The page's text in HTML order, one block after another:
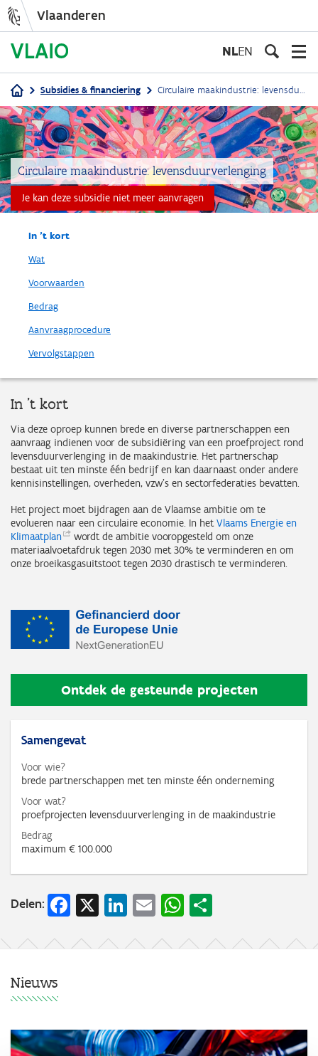
gaan
Vlaanderen
NLEN
Kruimelpad
Subsidies & financiering Circulaire maakindustrie: levensduurverlenging
Circulaire maakindustrie: levensduurverlenging
Je kan deze subsidie niet meer aanvragen
In 't kort
Wat
Voorwaarden
Bedrag
Aanvraagprocedure
Vervolgstappen
In 't kort
Via deze oproep kunnen brede en diverse partnerschappen een
aanvraag indienen voor de subsidiëring van een proefproject rond
levensduurverlenging in de maakindustrie. Het partnerschap
bestaat uit ten minste één bedrijf en kan daarnaast onder andere
kennisinstellingen, overheden, vzw’s en sectorfederaties bevatten.
Het project moet bijdragen aan de Vlaamse ambitie om te
evolueren naar een circulaire economie. In hetVlaams Energie en
Klimaatplan
wordt de ambitie vooropgesteld om onze
materiaalvoetafdruk tegen 2030 met 30% te verminderen en om
onze broeikasgasuitstoot tegen 2030 drastisch te verminderen.
Ontdek de gesteunde projecten
Samengevat
Voor wie?
brede partnerschappen met ten minste één onderneming
Voor wat?
proefprojecten levensduurverlenging in de maakindustrie
Bedrag
maximum € 100.000
Delen: Facebook
X LinkedIn
EmailWhatsApp
Nieuws